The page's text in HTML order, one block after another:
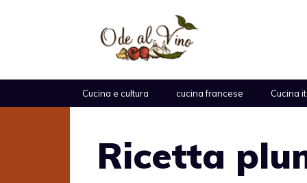
Cucina e cultura cucina francese Cucina
Ricetta